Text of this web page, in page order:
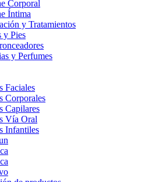
Corporal
Íntima
y Tratamientos
y Pies
y Perfumes
Faciales
Corporales
Capilares
Vía Oral
Infantiles